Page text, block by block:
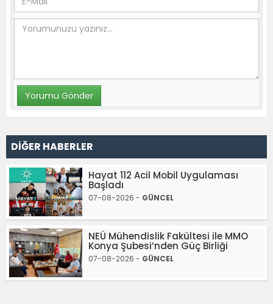
DİĞER HABERLER
Hayat 112 Acil Mobil Uygulaması
Başladı
07-08-2026 - GÜNCEL
NEÜ Mühendislik Fakültesi ile MMO
Konya Şubesi’nden Güç Birliği
07-08-2026 - GÜNCEL